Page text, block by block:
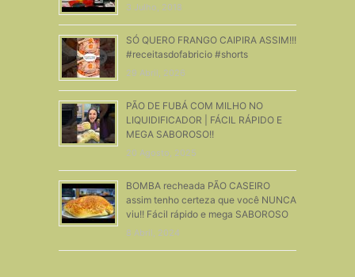
3 Julho, 2018
SÓ QUERO FRANGO CAIPIRA ASSIM!!!
#receitasdofabricio #shorts
29 Abril, 2026
PÃO DE FUBÁ COM MILHO NO
LIQUIDIFICADOR | FÁCIL RÁPIDO E
MEGA SABOROSO!!
20 Agosto, 2025
BOMBA recheada PÃO CASEIRO
assim tenho certeza que você NUNCA
viu!! Fácil rápido e mega SABOROSO
8 Abril, 2024